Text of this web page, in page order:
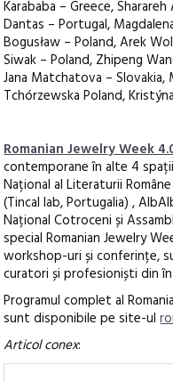
Karababa – Greece,
Dantas – Portugal,
Bogusław – Poland, Arek
Siwak – Poland, Zhipeng
Jana Matchatova – Slovakia,
Tchórzewska Poland,
Romanian Jewelry Week
contemporane în alte 4
Național al Literaturii
(Tincal lab, Portugalia) ,
Național Cotroceni și
special Romanian Jewelry
workshop-uri și conferințe,
curatori și profesioniști din
Programul complet al
sunt disponibile pe site-ul
Articol conex: